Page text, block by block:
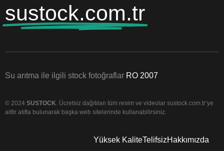
sustock.com.tr
Su arıtma ile ilgili stock fotoğraflar RO 2007
© 2024 SUSTOCK. Ücretsiz dağıtılan tüm resim ve videolar sustock.com.tr’ye
aittir atıfta bulunarak başka web sitelerinde kullanabilirsiniz.
Yüksek KaliteTelifsizHakkımızda